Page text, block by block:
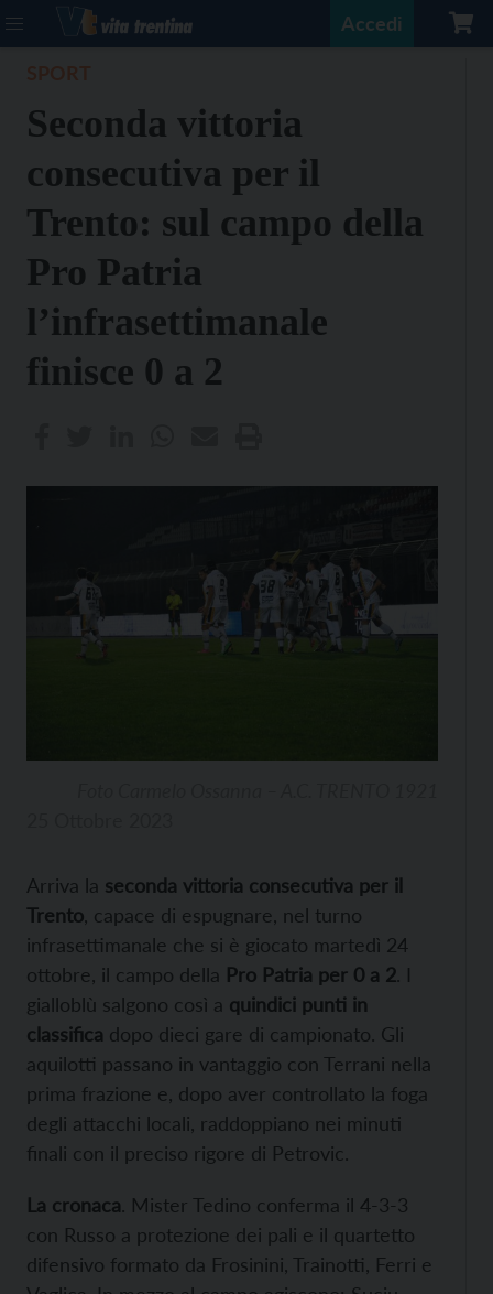
Accedi
Seconda vittoria
consecutiva per il
Trento: sul campo della
Pro Patria
l’infrasettimanale
finisce 0 a 2
Arriva la seconda vittoria consecutiva per il
Trento , capace di espugnare, nel turno
infrasettimanale che si è giocato martedì 24
ottobre, il campo della Pro Patria per 0 a 2. I
gialloblù salgono così a quindici punti in
classifica dopo dieci gare di campionato. Gli
aquilotti passano in vantaggio con Terrani nella
prima frazione e, dopo aver controllato la foga
degli attacchi locali, raddoppiano nei minuti
finali con il preciso rigore di Petrovic.
La cronaca. Mister Tedino conferma il 4-3-3
con Russo a protezione dei pali e il quartetto
difensivo formato da Frosinini, Trainotti, Ferri e